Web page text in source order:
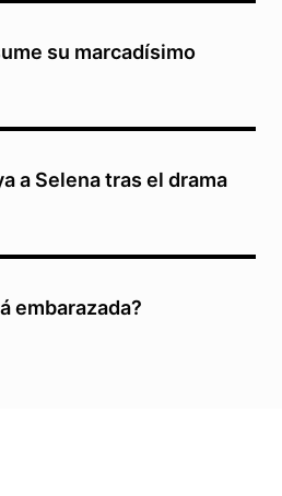
su marcadísimo
a Selena tras el drama
embarazada?